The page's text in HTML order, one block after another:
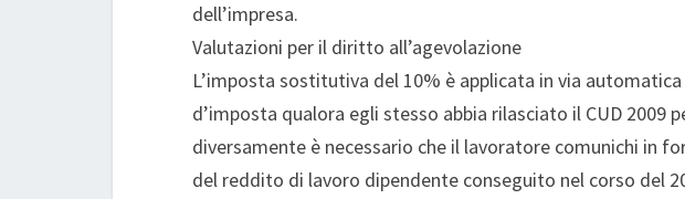
dell’impresa.
Valutazioni per il diritto all’agevolazione
L’imposta sostitutiva del 10% è applicata in via
d’imposta qualora egli stesso abbia rilasciato il CUD 2009
diversamente è necessario che il lavoratore comunichi in
del reddito di lavoro dipendente conseguito nel corso del